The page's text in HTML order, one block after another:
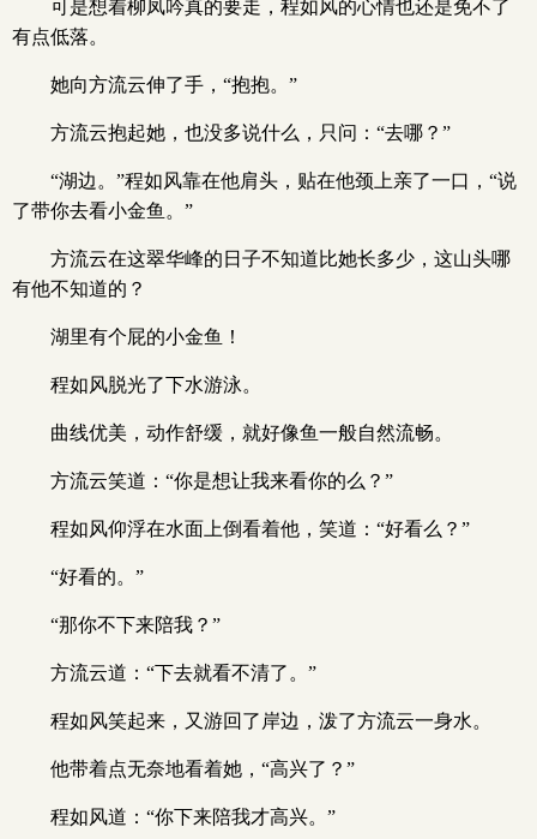
可是想着柳凤吟真的要走，程如风的心情也还是免不了
有点低落。
她向方流云伸了手，“抱抱。”
方流云抱起她，也没多说什么，只问：“去哪？”
“湖边。”程如风靠在他肩头，贴在他颈上亲了一口，“说
了带你去看小金鱼。”
方流云在这翠华峰的日子不知道比她长多少，这山头哪
有他不知道的？
湖里有个屁的小金鱼！
程如风脱光了下水游泳。
曲线优美，动作舒缓，就好像鱼一般自然流畅。
方流云笑道：“你是想让我来看你的么？”
程如风仰浮在水面上倒看着他，笑道：“好看么？”
“好看的。”
“那你不下来陪我？”
方流云道：“下去就看不清了。”
程如风笑起来，又游回了岸边，泼了方流云一身水。
他带着点无奈地看着她，“高兴了？”
程如风道：“你下来陪我才高兴。”